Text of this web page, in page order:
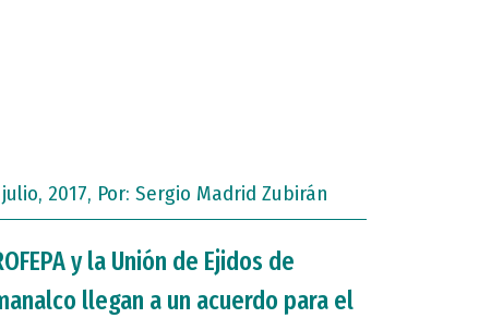
2017, Por: Sergio Madrid Zubirán
y la Unión de Ejidos de
llegan a un acuerdo para el